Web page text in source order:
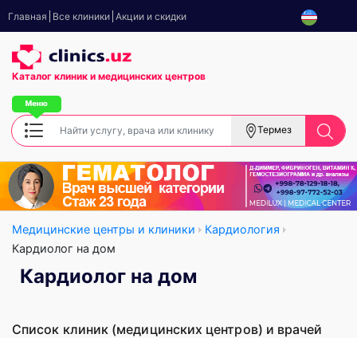
Главная Все клиники Акции и скидки
Каталог клиник и медицинских центров
Термез
Медицинские центры и клиники
Кардиология
Кардиолог на дом
Кардиолог на дом
Список клиник (медицинских центров) и врачей